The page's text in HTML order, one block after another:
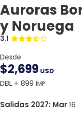
Auroras
y Noruega
3.1
Desde
$2,699 USD
DBL + 899 IMP
Salidas 2027: Mar16